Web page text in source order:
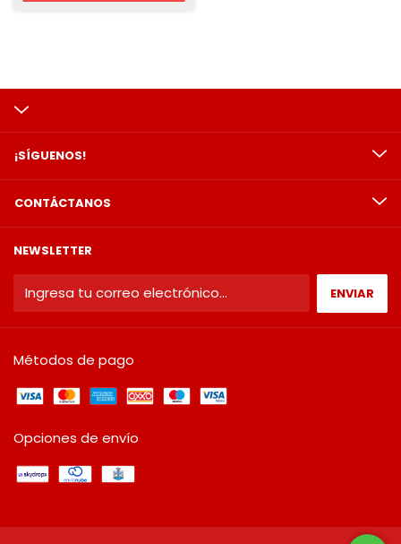
¡SÍGUENOS!
CONTÁCTANOS
NEWSLETTER
Métodos de pago
Opciones de envío